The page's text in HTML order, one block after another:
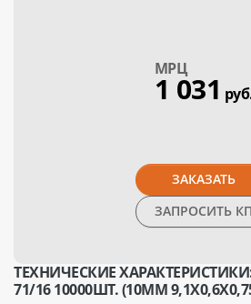
МPЦ
1 031
ЗАКАЗАТЬ
ЗАПРОСИТЬ КП
ТЕХНИЧЕСКИЕ
71/16 10000ШТ. (10ММ